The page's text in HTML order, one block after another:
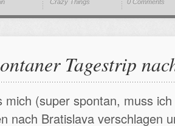
Crazy Things 0 Comments
Tagestrip
mich (super spontan, muss
nach Bratislava verschlagen